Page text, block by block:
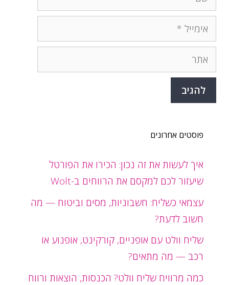
אימייל
אתר
פוסטים אחרונים
איך לעשות את זה נכון: הכירו את הפורטל
שיעזור לכם למקסם את הרווחים ב-Wolt
עצמאי כשליח: חשבוניות, מסים וביטוח — מה
חשוב לדעת?
שליח וולט עם אופניים, קורקינט, אופנוע או
רכב — מה מתאים?
כמה מרוויח שליח וולט? הכנסות, הוצאות ורווח